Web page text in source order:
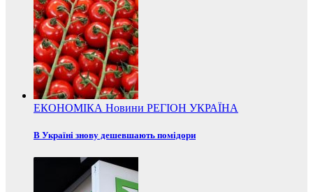
ЕКОНОМІКА Новини РЕГІОН УКРАЇНА
В Україні знову дешевшають помідори